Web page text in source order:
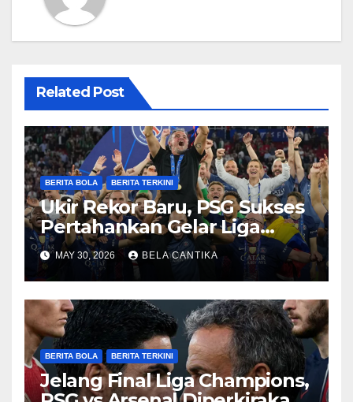
Related Post
BERITA BOLA BERITA TERKINI
Ukir Rekor Baru, PSG Sukses
Pertahankan Gelar Liga
Champions
MAY 30, 2026 BELA CANTIKA
BERITA BOLA BERITA TERKINI
Jelang Final Liga Champions,